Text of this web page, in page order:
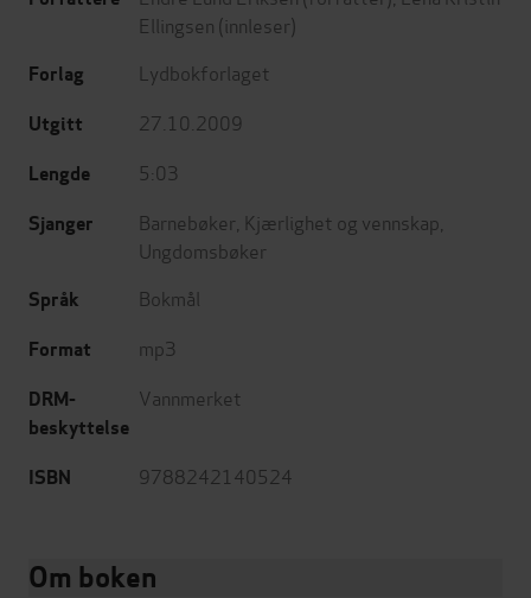
Ellingsen (innleser)
Forlag Lydbokforlaget
Utgitt 27.10.2009
Lengde 5:03
Sjanger Barnebøker Kjærlighet og vennskap
Ungdomsbøker
Språk Bokmål
Format mp3
DRM-
beskyttelse
Vannmerket
ISBN 9788242140524
Om boken